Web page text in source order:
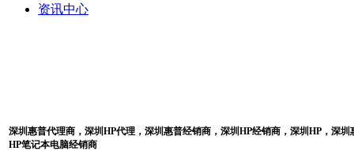
资讯中心
深圳惠普代理商，深圳HP代理，深圳惠普经销商，深圳HP经销商，深圳HP，深圳
HP笔记本电脑经销商